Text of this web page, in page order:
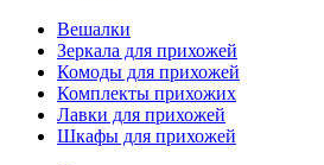
Вешалки
Зеркала для прихожей
Комоды для прихожей
Комплекты прихожих
Лавки для прихожей
Шкафы для прихожей